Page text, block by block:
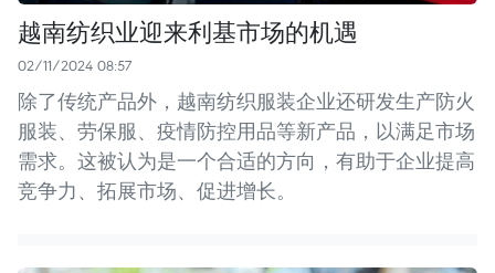
越南纺织业迎来利基市场的机遇
02/11/2024 08:57
除了传统产品外，越南纺织服装企业还研发生产防火
服装、劳保服、疫情防控用品等新产品，以满足市场
需求。这被认为是一个合适的方向，有助于企业提高
竞争力、拓展市场、促进增长。